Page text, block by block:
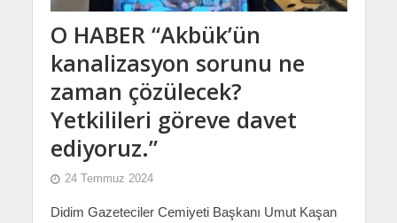
O HABER “Akbük’ün
kanalizasyon sorunu ne
zaman çözülecek?
Yetkilileri göreve davet
ediyoruz.”
24 Temmuz 2024
Didim Gazeteciler Cemiyeti Başkanı Umut Kaşan